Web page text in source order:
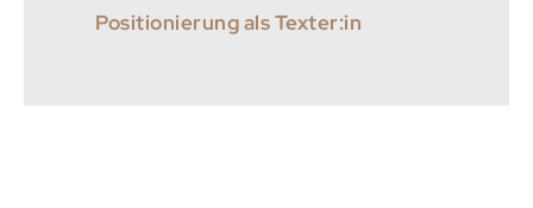
Positionierung als Texter:in